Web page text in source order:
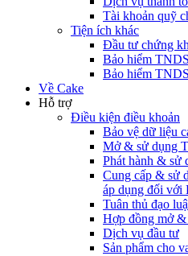
Tài khoản quỹ
Tiện ích khác
Đầu tư chứng
Bảo hiểm
Bảo hiểm
Về Cake
Hỗ trợ
Điều kiện điều khoản
Bảo vệ dữ liệu
Mở & sử dụng
Phát hành & sử
Cung cấp & sử
áp dụng đối với
Tuân thủ đạo
Hợp đồng mở &
Dịch vụ đầu tư
Sản phẩm cho